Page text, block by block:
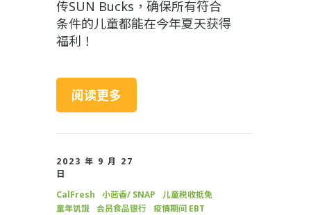
传SUN Bucks，确保所有符合
条件的儿童都能在今年夏天获得
福利！
阅读更多
2023 年 9 月 27
日
CalFresh
小茴香/ SNAP
儿童税收抵免
童年饥饿
会员食品银行
疫情期间 EBT